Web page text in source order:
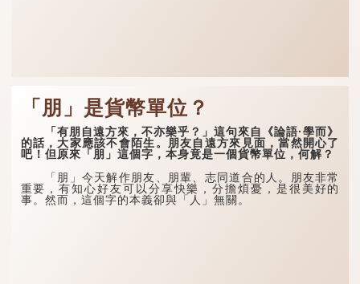
「朋」是貨幣單位？
「有朋自遠方來，不亦樂乎？」這句來自《論語·學而》
的話，大家應該不會陌生。朋友自遠方來見面，當然開心了
吧！但原來「朋」這個字，本身竟是一個貨幣單位，何解？
「朋」今天解作朋友、朋輩、志同道合的人。朋友非常
重要，有知心好友可以分享快樂，分擔煩憂，是很美好的
事。然而，這個字的本義卻與「人」無關。